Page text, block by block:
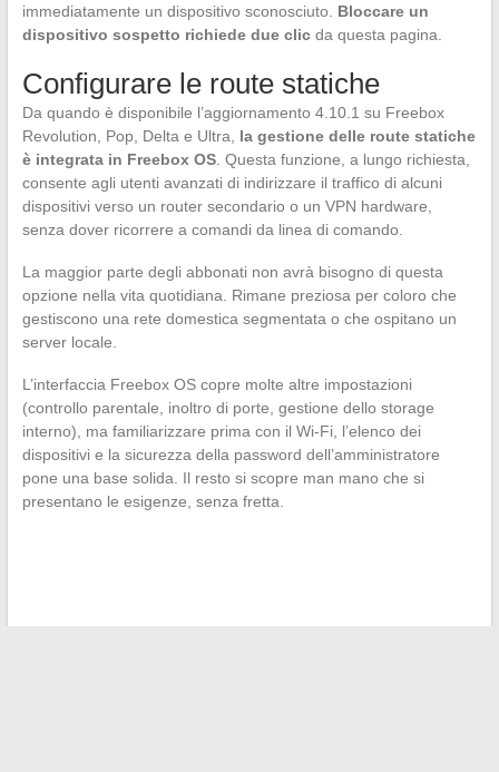
immediatamente un dispositivo sconosciuto. Bloccare un
dispositivo sospetto richiede due clicda questa pagina.
Configurare le route statiche
Da quando è disponibile l’aggiornamento 4.10.1 su Freebox
Revolution, Pop, Delta e Ultra, la gestione delle route statiche
è integrata in Freebox OS. Questa funzione, a lungo richiesta,
consente agli utenti avanzati di indirizzare il traffico di alcuni
dispositivi verso un router secondario o un VPN hardware,
senza dover ricorrere a comandi da linea di comando.
La maggior parte degli abbonati non avrà bisogno di questa
opzione nella vita quotidiana. Rimane preziosa per coloro che
gestiscono una rete domestica segmentata o che ospitano un
server locale.
L’interfaccia Freebox OS copre molte altre impostazioni
(controllo parentale, inoltro di porte, gestione dello storage
interno), ma familiarizzare prima con il Wi-Fi, l’elenco dei
dispositivi e la sicurezza della password dell’amministratore
pone una base solida. Il resto si scopre man mano che si
presentano le esigenze, senza fretta.